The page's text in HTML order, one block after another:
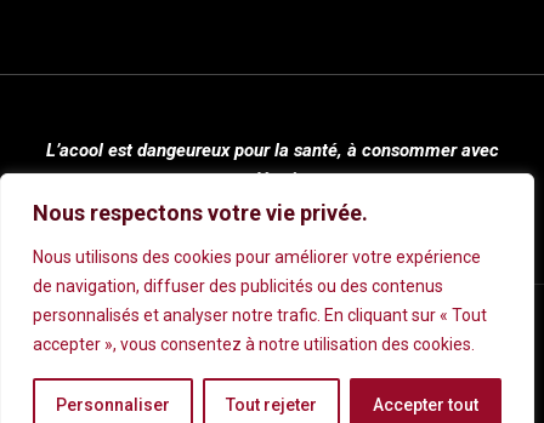
Nous respectons votre vie privée.
Nous utilisons des cookies pour améliorer votre expérience
de navigation, diffuser des publicités ou des contenus
personnalisés et analyser notre trafic. En cliquant sur « Tout
accepter », vous consentez à notre utilisation des cookies.
Personnaliser Tout rejeter Accepter tout
L’acool est dangeureux pour la santé, à consommer avec
modération.
Mentions légales|Conditions Générales de Vente|Politique de
Confidentialité
© 2024 Cave Rivoli | Réalisé parWecom. | Tous droits réservés.